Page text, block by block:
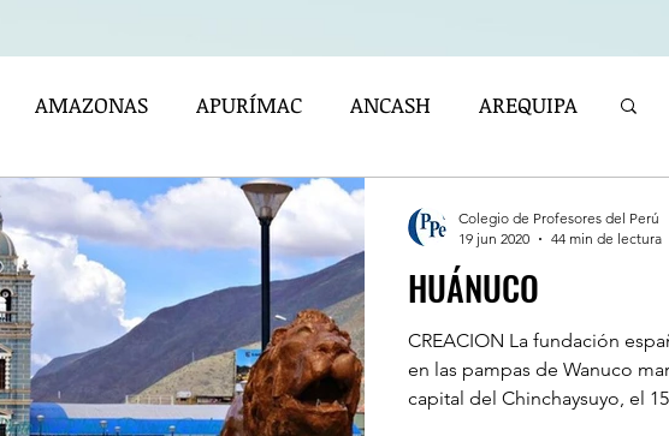
AMAZONAS APURÍMAC ANCASH AREQUIPA
CPPe 2020 - 2023 ICA JUNÍN LIMA
DE LIMA
DEL CALLAO UCAYALI TUMBES
HUÁNUCO
CREACION La fundación
en las pampas de Wanuco
capital del Chinchaysuyo, el
Colegio de Profesores del Perú
19 jun 2020
44 min de lectura